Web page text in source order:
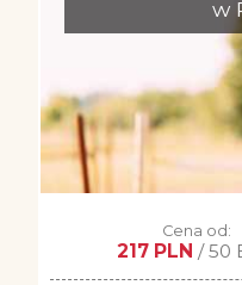
w
Cena od:
217 PLN / 50